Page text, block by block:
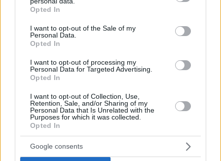
grant or deny consent to Google and its third-party tags to
use your data for below specified purposes in below Google
consent section.
Opted In
I want to opt-out of the Sale of my
Personal Data.
Opted In
I want to opt-out of processing my
Personal Data for Targeted Advertising.
Opted In
I want to opt-out of Collection, Use,
Retention, Sale, and/or Sharing of my
Personal Data that Is Unrelated with the
Purposes for which it was collected.
Opted In
Google consents
ΔΕΙΤΕ ΟΛΕΣ ΤΙΣ ΕΙΔΗΣΕΙΣ
ΤΑ ΠΙΟ ΔΗΜΟΦΙΛΗ